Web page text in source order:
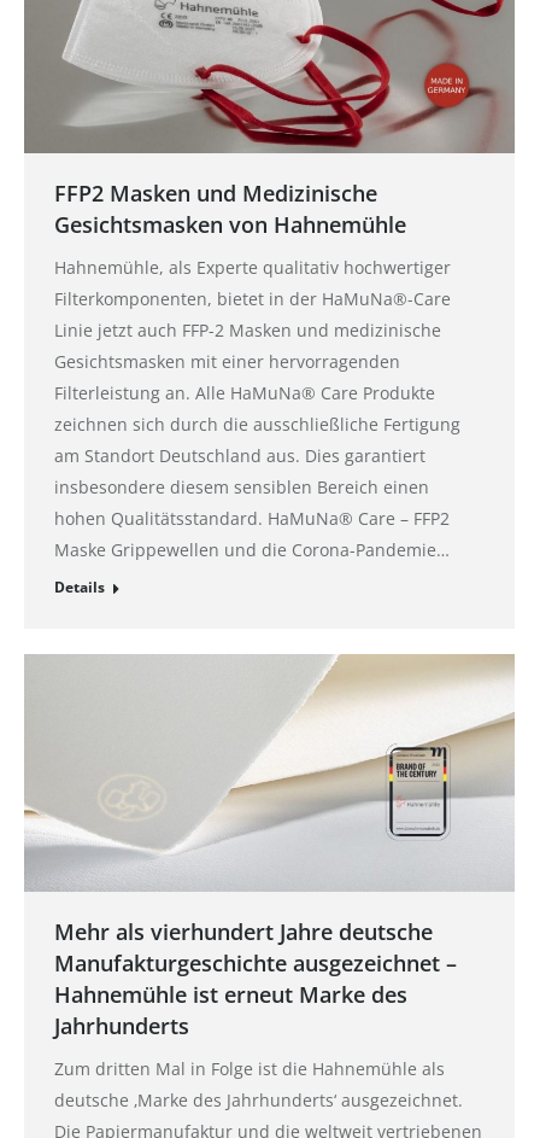
FFP2 Masken und Medizinische
Gesichtsmasken von Hahnemühle
Hahnemühle, als Experte qualitativ hochwertiger
Filterkomponenten, bietet in der HaMuNa®-Care
Linie jetzt auch FFP-2 Masken und medizinische
Gesichtsmasken mit einer hervorragenden
Filterleistung an. Alle HaMuNa® Care Produkte
zeichnen sich durch die ausschließliche Fertigung
am Standort Deutschland aus. Dies garantiert
insbesondere diesem sensiblen Bereich einen
hohen Qualitätsstandard. HaMuNa® Care – FFP2
Maske Grippewellen und die Corona-Pandemie…
Details
Mehr als vierhundert Jahre deutsche
Manufakturgeschichte ausgezeichnet –
Hahnemühle ist erneut Marke des
Jahrhunderts
Zum dritten Mal in Folge ist die Hahnemühle als
deutsche ‚Marke des Jahrhunderts‘ ausgezeichnet.
Die Papiermanufaktur und die weltweit vertriebenen